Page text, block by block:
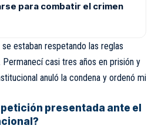
para combatir el crimen
estaban respetando las reglas
casi tres años en prisión y
anuló la condena y ordenó mi
presentada ante el